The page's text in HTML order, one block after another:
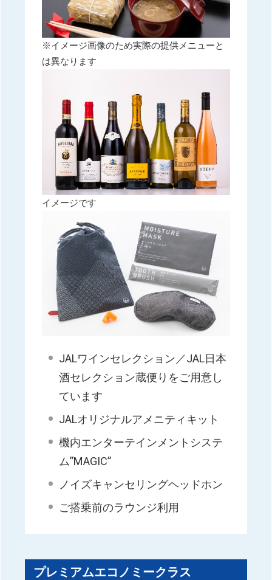
※イメージ画像のため実際の提供メニューと
は異なります
イメージです
JALワインセレクション／JAL日本
酒セレクション蔵便りをご用意し
ています
JALオリジナルアメニティキット
機内エンターテインメントシステ
ム”MAGIC”
ノイズキャンセリングヘッドホン
ご搭乗前のラウンジ利用
プレミアムエコノミークラス